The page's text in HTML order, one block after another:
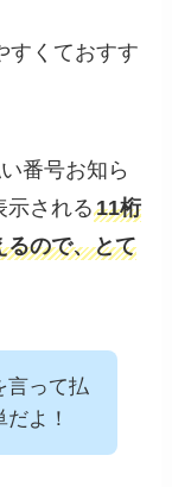
すくておすす
番号お知ら
示される11桁
るので、とて
言って払
よ！